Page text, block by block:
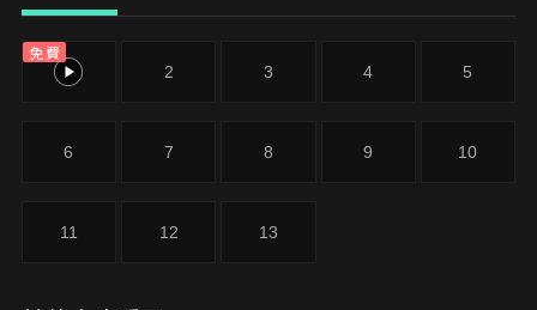
全國第三的中場．曾志崎綠，以及飛毛腿翼鋒．周防
堇的身影。
免費
1 2 3 4 5
6 7 8 9 10
11 12 13